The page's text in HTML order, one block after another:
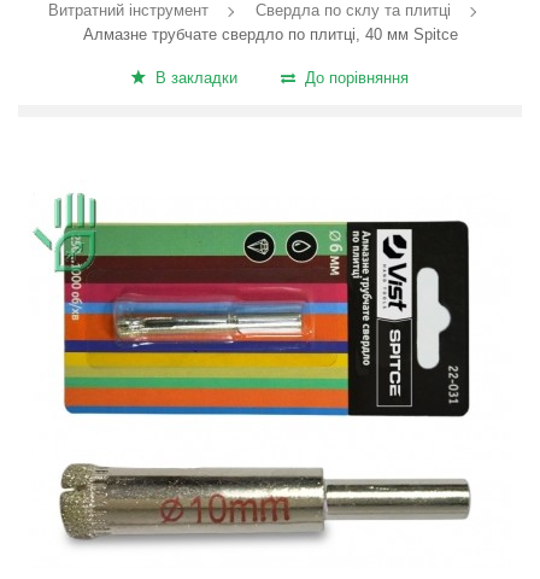
Витратний інструмент
Свердла по склу та плитці
Алмазне трубчате свердло по плитці, 40 мм Spitce
В закладки До порівняння